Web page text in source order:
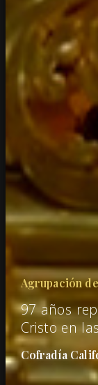
Agrupación
97 años
Cristo en
Cofradía